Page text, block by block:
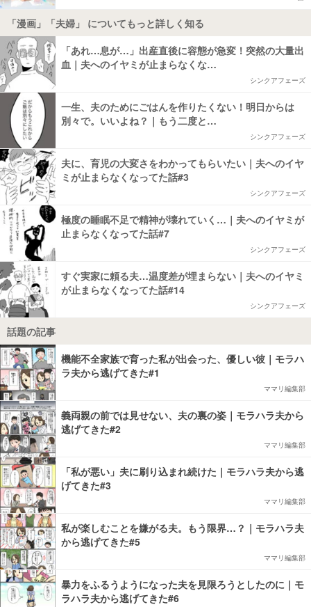
「漫画」「夫婦」 についてもっと詳しく知る
「あれ…息が…」出産直後に容態が急変！突然の大量出
血｜夫へのイヤミが止まらなくな…
シンクアフェーズ
一生、夫のためにごはんを作りたくない！明日からは
別々で。いいよね？｜もう二度と…
シンクアフェーズ
夫に、育児の大変さをわかってもらいたい｜夫へのイヤ
ミが止まらなくなってた話#3
シンクアフェーズ
極度の睡眠不足で精神が壊れていく…｜夫へのイヤミが
止まらなくなってた話#7
シンクアフェーズ
すぐ実家に頼る夫…温度差が埋まらない｜夫へのイヤミ
が止まらなくなってた話#14
シンクアフェーズ
話題の記事
機能不全家族で育った私が出会った、優しい彼｜モラハ
ラ夫から逃げてきた#1
ママリ編集部
義両親の前では見せない、夫の裏の姿｜モラハラ夫から
逃げてきた#2
ママリ編集部
「私が悪い」夫に刷り込まれ続けた｜モラハラ夫から逃
げてきた#3
ママリ編集部
私が楽しむことを嫌がる夫。もう限界…？｜モラハラ夫
から逃げてきた#5
ママリ編集部
暴力をふるうようになった夫を見限ろうとしたのに｜モ
ラハラ夫から逃げてきた#6